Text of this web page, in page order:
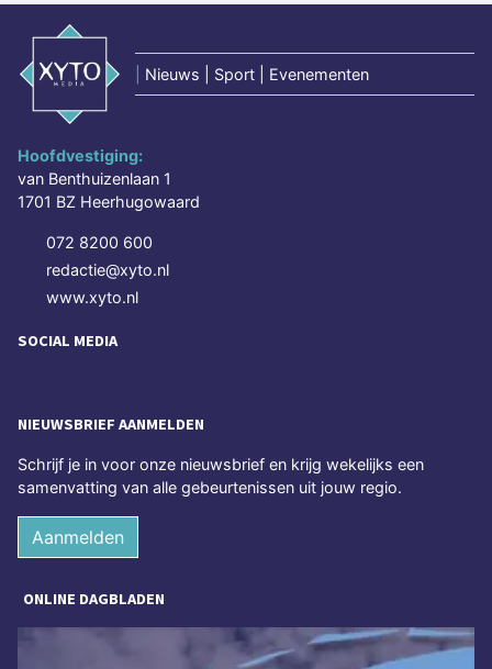
Nieuws | Sport | Evenementen
Hoofdvestiging:
van Benthuizenlaan 1
1701 BZ Heerhugowaard
072 8200 600
redactie@xyto.nl
www.xyto.nl
SOCIAL MEDIA
NIEUWSBRIEF AANMELDEN
Schrijf je in voor onze nieuwsbrief en krijg wekelijks een
samenvatting van alle gebeurtenissen uit jouw regio.
Aanmelden
ONLINE DAGBLADEN